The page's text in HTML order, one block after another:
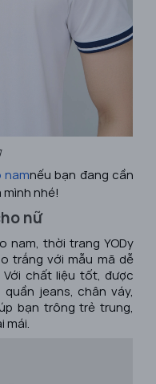
namnếu bạn đang cần
nhé!
nữ
nam, thời trang YODy
trắng với mẫu mã dễ
chất liệu tốt, được
jeans, chân váy,
bạn trông trẻ trung,
mái.